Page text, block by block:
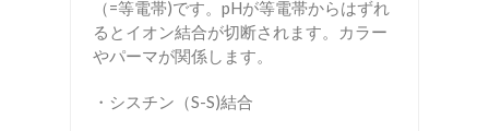
（=等電帯)です。pHが等電帯からはずれ
るとイオン結合が切断されます。カラー
やパーマが関係します。
・シスチン（S-S)結合